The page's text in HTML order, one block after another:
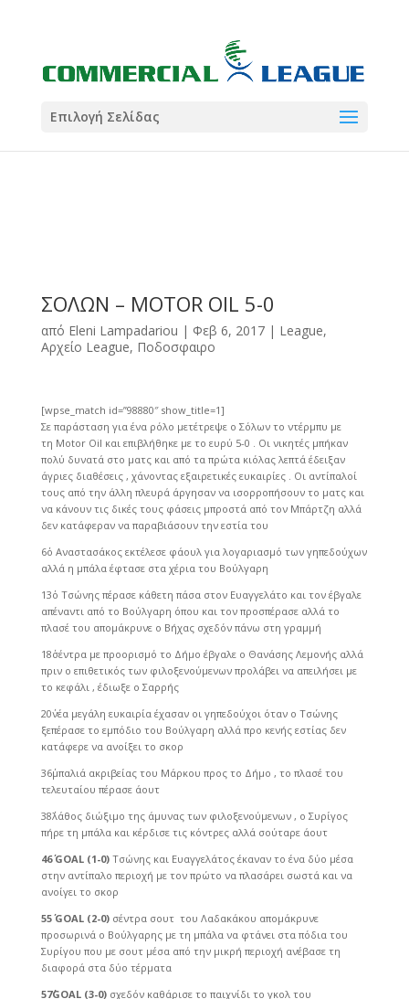
Coral
Σωματείο ΣΟΛ
Coral
5
Επιλογή Σελίδας
ΣΟΛΩΝ – MOTOR OIL 5-0
από Eleni Lampadariou | Φεβ 6, 2017| League,
Αρχείο League, Ποδοσφαιρο
[wpse_match id=”98880″ show_title=1]
Σε παράσταση για ένα ρόλο μετέτρεψε ο Σόλων το ντέρμπυ με
τη Motor Oil και επιβλήθηκε με το ευρύ 5-0 . Οι νικητές μπήκαν
πολύ δυνατά στο ματς και από τα πρώτα κιόλας λεπτά έδειξαν
άγριες διαθέσεις , χάνοντας εξαιρετικές ευκαιρίες . Οι αντίπαλοί
τους από την άλλη πλευρά άργησαν να ισορροπήσουν το ματς και
να κάνουν τις δικές τους φάσεις μπροστά από τον Μπάρτζη αλλά
δεν κατάφεραν να παραβιάσουν την εστία του
6΄ο Αναστασάκος εκτέλεσε φάουλ για λογαριασμό των γηπεδούχων
αλλά η μπάλα έφτασε στα χέρια του Βούλγαρη
13΄ο Τσώνης πέρασε κάθετη πάσα στον Ευαγγελάτο και τον έβγαλε
απέναντι από το Βούλγαρη όπου και τον προσπέρασε αλλά το
πλασέ του απομάκρυνε ο Βήχας σχεδόν πάνω στη γραμμή
18΄σέντρα με προορισμό το Δήμο έβγαλε ο Θανάσης Λεμονής αλλά
πριν ο επιθετικός των φιλοξενούμενων προλάβει να απειλήσει με
το κεφάλι , έδιωξε ο Σαρρής
20΄νέα μεγάλη ευκαιρία έχασαν οι γηπεδούχοι όταν ο Τσώνης
ξεπέρασε το εμπόδιο του Βούλγαρη αλλά προ κενής εστίας δεν
κατάφερε να ανοίξει το σκορ
36΄μπαλιά ακριβείας του Μάρκου προς το Δήμο , το πλασέ του
τελευταίου πέρασε άουτ
38΄λάθος διώξιμο της άμυνας των φιλοξενούμενων , ο Συρίγος
πήρε τη μπάλα και κέρδισε τις κόντρες αλλά σούταρε άουτ
46΄GOAL (1-0)Τσώνης και Ευαγγελάτος έκαναν το ένα δύο μέσα
στην αντίπαλο περιοχή με τον πρώτο να πλασάρει σωστά και να
ανοίγει το σκορ
55΄GOAL (2-0)σέντρα σουτ του Λαδακάκου απομάκρυνε
προσωρινά ο Βούλγαρης με τη μπάλα να φτάνει στα πόδια του
Συρίγου που με σουτ μέσα από την μικρή περιοχή ανέβασε τη
διαφορά στα δύο τέρματα
57΄GOAL (3-0)σχεδόν καθάρισε το παιχνίδι το γκολ του